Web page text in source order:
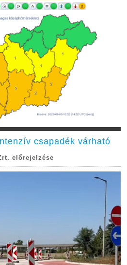
csapadék várható
előrejelzése